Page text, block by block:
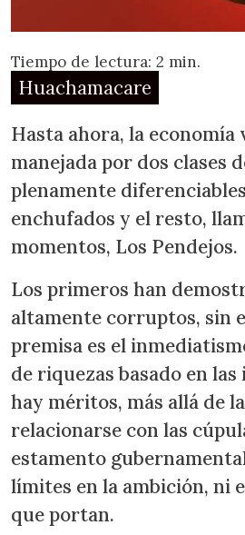
Tiempo de lectura: 2 min.
Huachamacare
Hasta ahora, la economía
manejada por dos clases
plenamente
enchufados y el resto,
momentos, Los Pendejos.
Los primeros han
altamente corruptos, sin
premisa es el
de riquezas basado en
hay méritos, más allá de
relacionarse con las
estamento
límites en la ambición, ni
que portan.